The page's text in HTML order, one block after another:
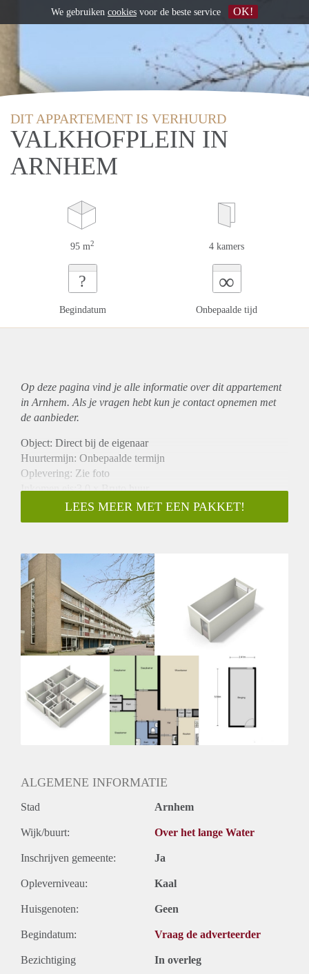
DIT APPARTEMENT IS VERHUURD
VALKHOFPLEIN IN
ARNHEM
95 m2 4 kamers
?
Begindatum
∞
Onbepaalde tijd
Op deze pagina vind je alle informatie over ditappartement
in Arnhem. Als je vragen hebt kun je contact opnemen met
de aanbieder.
Object: Direct bij de eigenaar
Huurtermijn: Onbepaalde termijn
Oplevering: Zie foto
Inkomen eis:3,0 x Bruto huur
Garantiestelling mogelijk: Ja
Borg: 1 Maand
Huisdieren toegestaan: Afhankelijk van de Eigenaar
Huurtoeslag grens: Nee
Geschikt voor studenten: Afhankelijk van de Eigenaar
LEES MEER MET EEN PAKKET!
ALGEMENE INFORMATIE
Stad Arnhem
Wijk/buurt: Over het lange Water
Inschrijven gemeente: Ja
Opleverniveau: Kaal
Huisgenoten: Geen
Begindatum: Vraag de adverteerder
Bezichtiging In overleg
We gebruiken cookies voor de beste service OK!